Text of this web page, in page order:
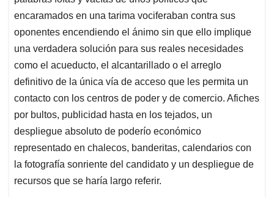
encaramados en una tarima vociferaban contra sus
oponentes encendiendo el ánimo sin que ello implique
una verdadera solución para sus reales necesidades
como el acueducto, el alcantarillado o el arreglo
definitivo de la única vía de acceso que les permita un
contacto con los centros de poder y de comercio. Afiches
por bultos, publicidad hasta en los tejados, un
despliegue absoluto de poderío económico
representado en chalecos, banderitas, calendarios con
la fotografía sonriente del candidato y un despliegue de
recursos que se haría largo referir.